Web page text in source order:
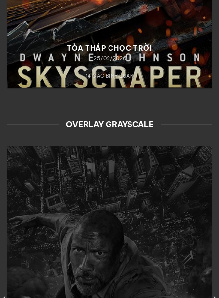
TÒA THÁP CHỌC TRỜI
25/02/2026
14 CÁC BÌNH LUẬN
OVERLAY GRAYSCALE